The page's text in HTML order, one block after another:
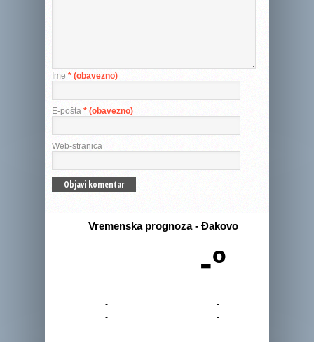
Ime * (obavezno)
E-pošta * (obavezno)
Web-stranica
Vremenska prognoza - Đakovo
-º
-
-
-
-
-
-